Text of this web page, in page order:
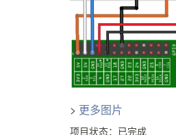
> 更多图片
项目状态：已完成